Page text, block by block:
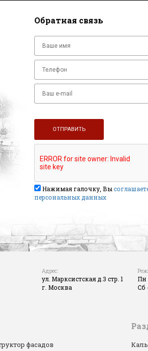
Обратная связь
Нажимая галочку, Вы
персональных данных
Адрес:
ул. Марксистская д.3 стр. 1
г. Москва
Пн
Сб
фасадов